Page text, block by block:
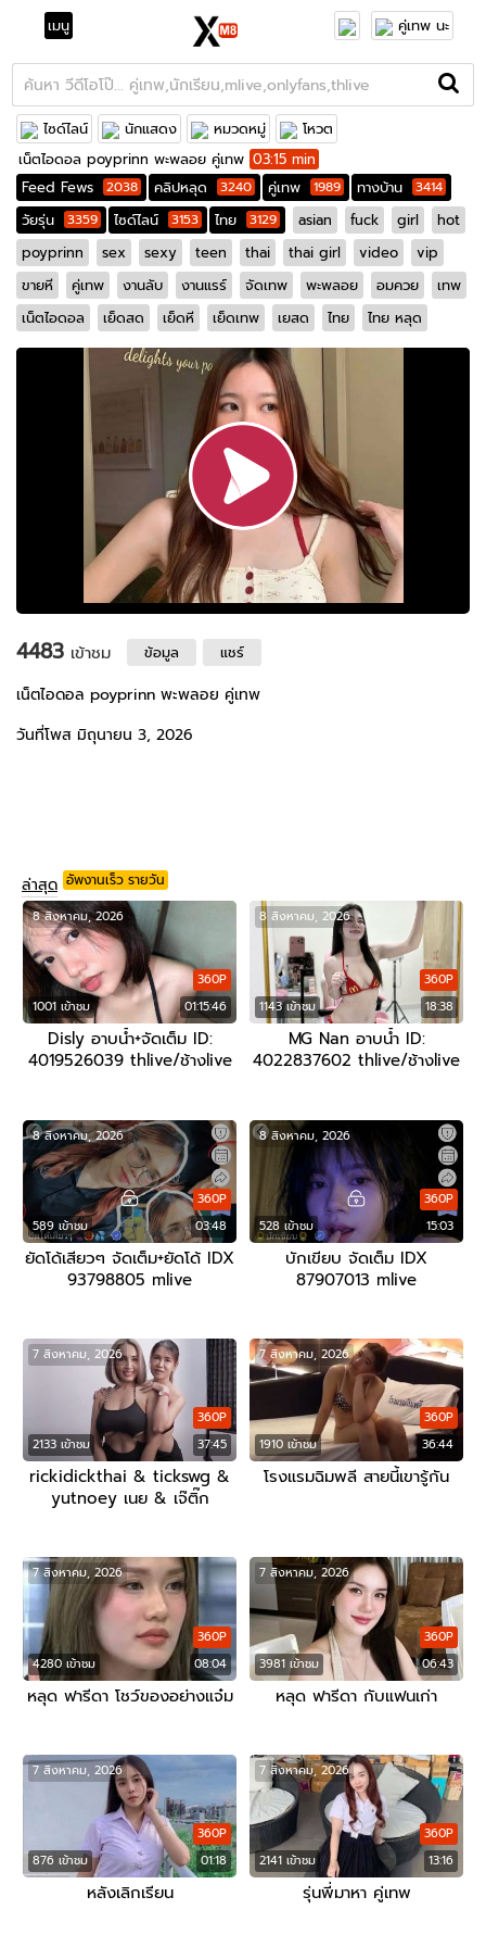
เมนู คู่เทพ นะ
ไซด์ไลน์ นักแสดง หมวดหมู่
โหวต
เน็ตไอดอล poyprinn พะพลอย คู่เทพ 03:15 min
Feed Fews
2038 คลิปหลุด 3240 คู่เทพ 1989 ทางบ้าน 3414
วัยรุ่น 3359 ไซด์ไลน์ 3153 ไทย 3129 asian fuck girl
hot
poyprinn
sex sexy teen thai thai girl video
vip
ขายหี
คู่เทพ งานลับ งานแรร์ จัดเทพ พะพลอย อมควย
เทพ
เน็ตไอดอล
เย็ดสด เย็ดหี เย็ดเทพ เยสด ไทย ไทย หลุด
4483 เข้าชม ข้อมูล แชร์
เน็ตไอดอล poyprinn พะพลอย คู่เทพ
วันที่โพส มิถุนายน 3, 2026
ล่าสุด อัพงานเร็ว รายวัน
1001 เข้าชม 01:15:46
360P
8 สิงหาคม, 2026
Disly อาบน้ำ+จัดเต็ม ID:
4019526039 thlive/ช้างlive
1143 เข้าชม 18:38
360P
8 สิงหาคม, 2026
MG Nan อาบน้ำ ID:
4022837602 thlive/ช้างlive
589 เข้าชม 03:48
360P
8 สิงหาคม, 2026
ยัดโด้เสียวๆ จัดเต็ม+ยัดโด้ IDX
93798805 mlive
528 เข้าชม 15:03
360P
8 สิงหาคม, 2026
บักเขียบ จัดเต็ม IDX
87907013 mlive
2133 เข้าชม 37:45
360P
7 สิงหาคม, 2026
rickidickthai & tickswg &
yutnoey เนย & เจ๊ติ๊ก
1910 เข้าชม 36:44
360P
7 สิงหาคม, 2026
โรงแรมฉิมพลี สายนี้เขารู้กัน
4280 เข้าชม 08:04
360P
7 สิงหาคม, 2026
หลุด ฟารีดา โชว์ของอย่างแจ๋ม
3981 เข้าชม 06:43
360P
7 สิงหาคม, 2026
หลุด ฟารีดา กับแฟนเก่า
876 เข้าชม 01:18
360P
7 สิงหาคม, 2026
หลังเลิกเรียน
2141 เข้าชม 13:16
360P
7 สิงหาคม, 2026
รุ่นพี่มาหา คู่เทพ